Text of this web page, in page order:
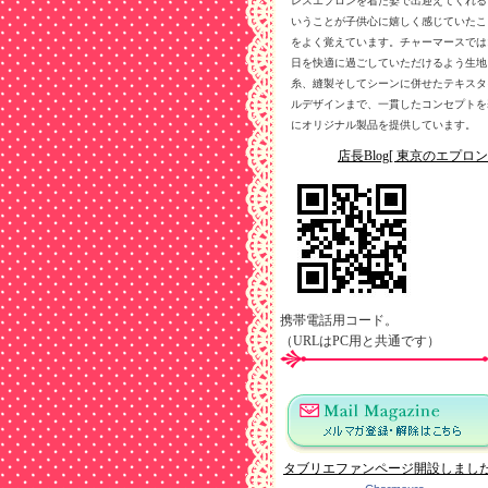
いうことが子供心に嬉しく感じていたこ
をよく覚えています。チャーマースでは
日を快適に過ごしていただけるよう生地
糸、縫製そしてシーンに併せたテキスタ
ルデザインまで、一貫したコンセプト
にオリジナル製品を提供しています。
店長Blog[ 東京のエプロ
携帯電話用コード。
（URLはPC用と共通です）
タブリエファンページ開設しました